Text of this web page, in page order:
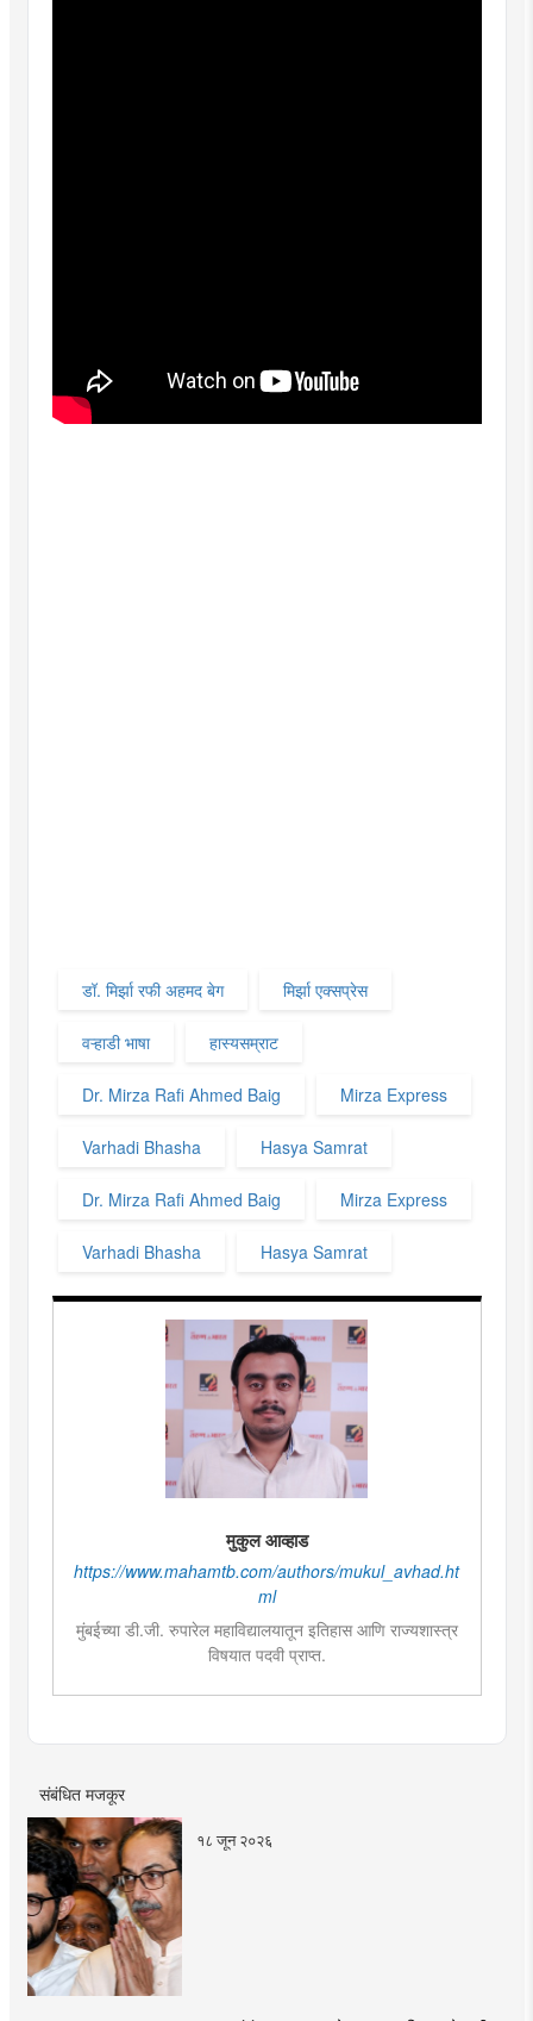
डॉ. मिर्झा रफी अहमद बेग मिर्झा एक्सप्रेस
वऱ्हाडी भाषा हास्यसम्राट
Dr. Mirza Rafi Ahmed Baig Mirza Express
Varhadi Bhasha Hasya Samrat
Dr. Mirza Rafi Ahmed Baig Mirza Express
Varhadi Bhasha Hasya Samrat
मुकुल आव्हाड
https://www.mahamtb.com/authors/mukul_avhad.ht
ml
मुंबईच्या डी.जी. रुपारेल महाविद्यालयातून इतिहास आणि राज्यशास्त्र
विषयात पदवी प्राप्त.
साठी विविध विषयांवर कार्यक्रम सादर केले.वाचनाची आवड.
संबंधित मजकूर
१८ जून २०२६